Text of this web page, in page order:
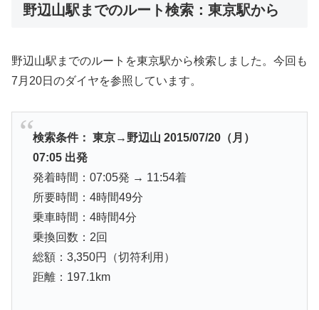
野辺山駅までのルート検索：東京駅から
野辺山駅までのルートを東京駅から検索しました。今回も
7月20日のダイヤを参照しています。
検索条件： 東京→野辺山 2015/07/20（月）
07:05 出発
発着時間：07:05発 → 11:54着
所要時間：4時間49分
乗車時間：4時間4分
乗換回数：2回
総額：3,350円（切符利用）
距離：197.1km